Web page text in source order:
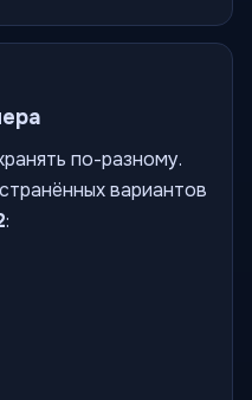
по-разному.
вариантов
: